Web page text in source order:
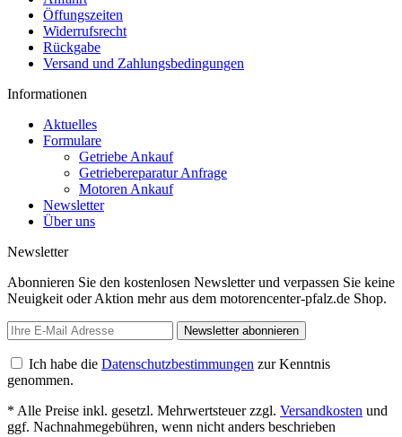
Öffungszeiten
Widerrufsrecht
Rückgabe
Versand und Zahlungsbedingungen
Informationen
Aktuelles
Formulare
Getriebe Ankauf
Getriebereparatur Anfrage
Motoren Ankauf
Newsletter
Über uns
Newsletter
Abonnieren Sie den kostenlosen Newsletter und verpassen Sie keine
Neuigkeit oder Aktion mehr aus dem motorencenter-pfalz.de Shop.
Newsletter abonnieren
Ich habe die Datenschutzbestimmungen zur Kenntnis
genommen.
* Alle Preise inkl. gesetzl. Mehrwertsteuer zzgl. Versandkosten und
ggf. Nachnahmegebühren, wenn nicht anders beschrieben